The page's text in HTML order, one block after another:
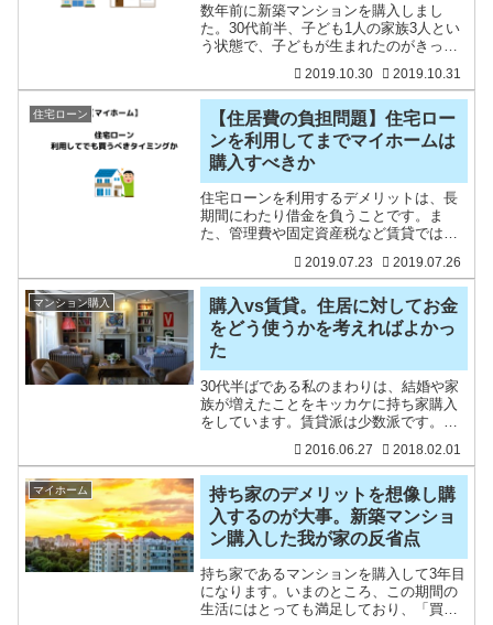
数年前に新築マンションを購入しまし
た。30代前半、子ども1人の家族3人とい
う状態で、子どもが生まれたのがきっか
購入したマンションは、現在約4,600～
4,800万円くらいまで値上がりしているの
で、含
2019.10.30 2019.10.31
住宅ローン
【住居費の負担問題】住宅ロー
ンを利用してまでマイホームは
購入すべきか
住宅ローンを利用するデメリットは、長
期間にわたり借金を負うことです。ま
た、管理費や固定資産税など賃貸ではな
大家の負担を肩代わりしているので実質
は変わりませんが）。将来の収入が不安
定なときです。住宅ローンを
2019.07.23 2019.07.26
マンション購入
購入vs賃貸。住居に対してお金
をどう使うかを考えればよかっ
た
30代半ばである私のまわりは、結婚や家
族が増えたことをキッカケに持ち家購入
をしています。賃貸派は少数派です。家
家率は50％を超えていますし、働いてい
る世帯の持ち家率は70％を超えているみ
たいです。出典：
2016.06.27 2018.02.01
マイホーム
持ち家のデメリットを想像し購
入するのが大事。新築マンショ
ン購入した我が家の反省点
持ち家であるマンションを購入して3年目
になります。いまのところ、この期間の
生活にはとっても満足しており、「買っ